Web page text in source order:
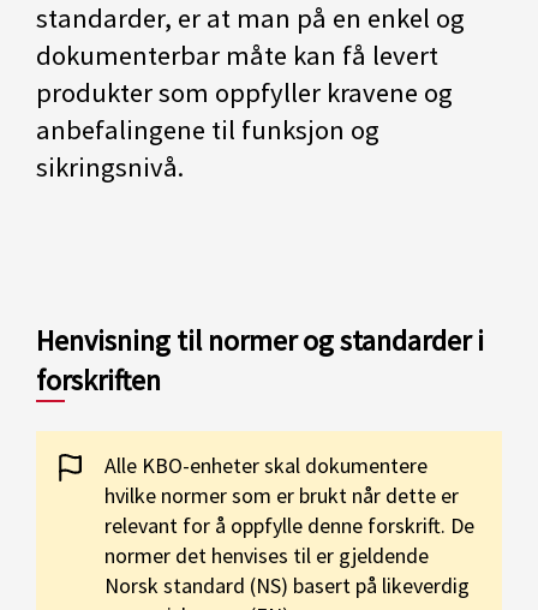
standarder, er at man på en enkel og
dokumenterbar måte kan få levert
produkter som oppfyller kravene og
anbefalingene til funksjon og
sikringsnivå.
Henvisning til normer og standarder i
forskriften
Alle KBO-enheter skal dokumentere
hvilke normer som er brukt når dette er
relevant for å oppfylle denne forskrift. De
normer det henvises til er gjeldende
Norsk standard (NS) basert på likeverdig